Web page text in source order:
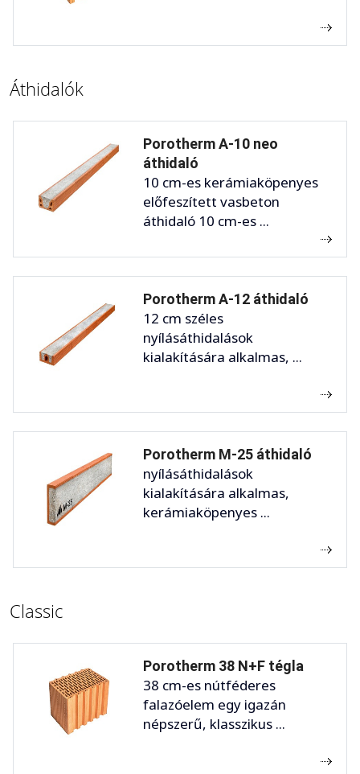
Áthidalók
Porotherm A-10 neo
áthidaló
10 cm-es kerámiaköpenyes
előfeszített vasbeton
áthidaló 10 cm-es ...
Porotherm A-12 áthidaló
12 cm széles
nyílásáthidalások
kialakítására alkalmas, ...
Porotherm M-25 áthidaló
nyílásáthidalások
kialakítására alkalmas,
kerámiaköpenyes ...
Classic
Porotherm 38 N+F tégla
38 cm-es nútféderes
falazóelem egy igazán
népszerű, klasszikus ...